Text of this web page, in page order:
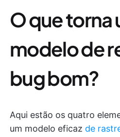
O que torna
modelo de
bug bom?
Aqui estão os quatro
um modelo eficaz de